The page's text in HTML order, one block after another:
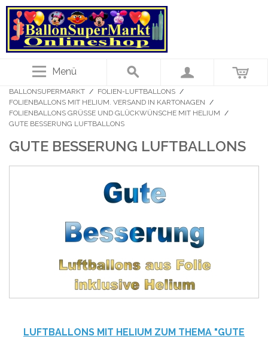
Menü
BALLONSUPERMARKT / FOLIEN-LUFTBALLONS /
FOLIENBALLONS MIT HELIUM. VERSAND IN KARTONAGEN /
FOLIENBALLONS GRÜSSE UND GLÜCKWÜNSCHE MIT HELIUM
/
GUTE BESSERUNG LUFTBALLONS
GUTE BESSERUNG LUFTBALLONS
LUFTBALLONS MIT HELIUM ZUM THEMA "GUTE